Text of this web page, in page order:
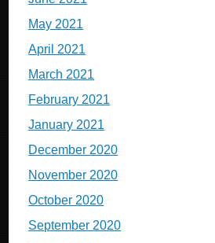
May 2021
April 2021
March 2021
February 2021
January 2021
December 2020
November 2020
October 2020
September 2020